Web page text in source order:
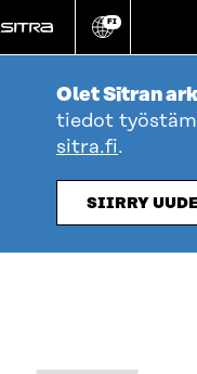
suoraan
sisältöön
Vaihda
kieli
FI
Olet Sitran
tiedot
sitra.fi.
SIIRRY